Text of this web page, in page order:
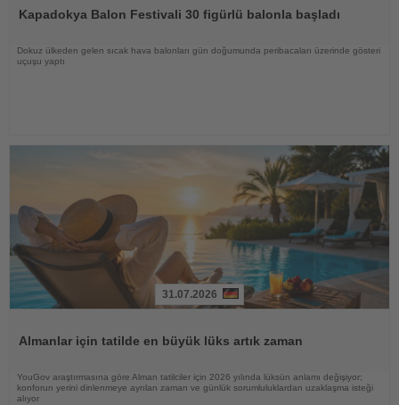
Kapadokya Balon Festivali 30 figürlü balonla başladı
Dokuz ülkeden gelen sıcak hava balonları gün doğumunda peribacaları üzerinde gösteri
uçuşu yaptı
31.07.2026
Almanlar için tatilde en büyük lüks artık zaman
YouGov araştırmasına göre Alman tatilciler için 2026 yılında lüksün anlamı değişiyor;
konforun yerini dinlenmeye ayrılan zaman ve günlük sorumluluklardan uzaklaşma isteği
alıyor